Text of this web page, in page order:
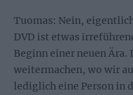
Tuomas: Nein,
DVD ist etwas
Beginn einer neuen Ära.
weitermachen, wo wir
lediglich eine Person in